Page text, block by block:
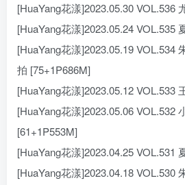
[HuaYang花漾]2023.05.30 VOL.536
[HuaYang花漾]2023.05.24 VOL.535
[HuaYang花漾]2023.05.19 VOL.534
拍 [75+1P686M]
[HuaYang花漾]2023.05.12 VOL.533
[HuaYang花漾]2023.05.06 VOL.532
[61+1P553M]
[HuaYang花漾]2023.04.25 VOL.531
[HuaYang花漾]2023.04.18 VOL.530